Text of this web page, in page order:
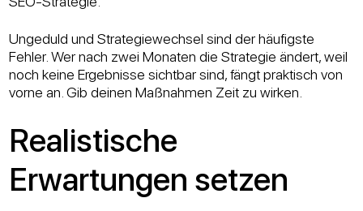
Ungeduld und Strategiewechsel sind der häufigste
Fehler. Wer nach zwei Monaten die Strategie ändert, weil
noch keine Ergebnisse sichtbar sind, fängt praktisch von
vorne an. Gib deinen Maßnahmen Zeit zu wirken.
Realistische
Erwartungen setzen